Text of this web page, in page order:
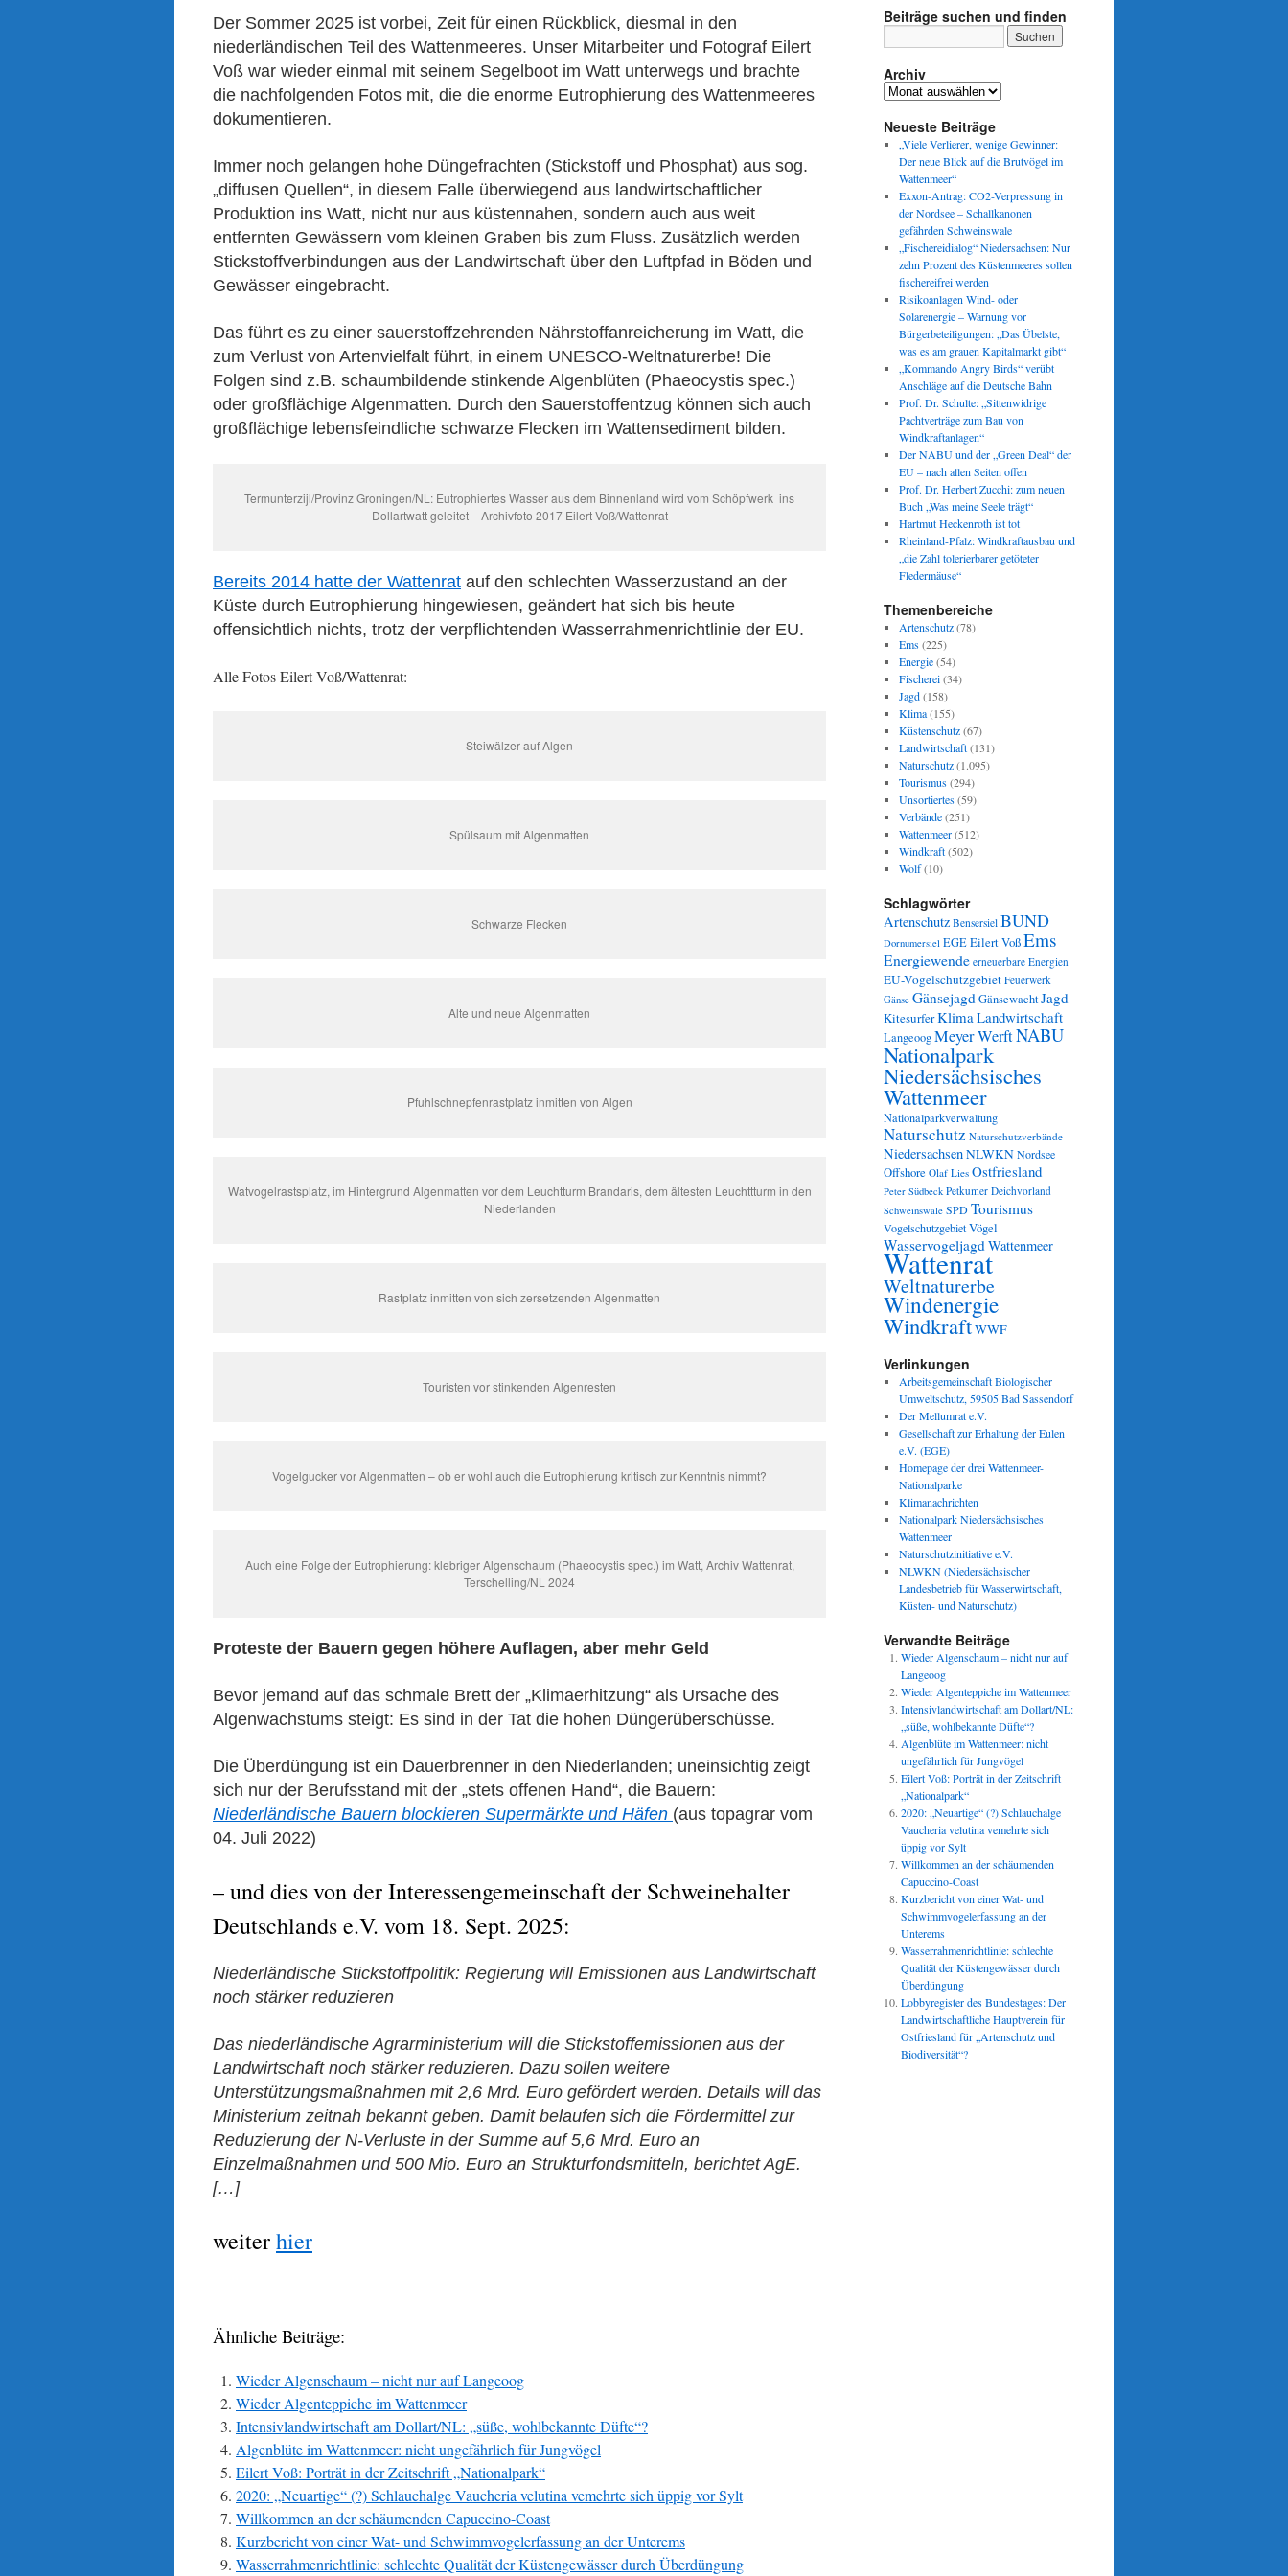
Der Sommer 2025 ist vorbei, Zeit für einen Rückblick, diesmal in den
niederländischen Teil des Wattenmeeres. Unser Mitarbeiter und Fotograf Eilert
Voß war wieder einmal mit seinem Segelboot im Watt unterwegs und brachte
die nachfolgenden Fotos mit, die die enorme Eutrophierung des Wattenmeeres
dokumentieren.
Immer noch gelangen hohe Düngefrachten (Stickstoff und Phosphat) aus sog.
„diffusen Quellen“, in diesem Falle überwiegend aus landwirtschaftlicher
Produktion ins Watt, nicht nur aus küstennahen, sondern auch aus weit
entfernten Gewässern vom kleinen Graben bis zum Fluss. Zusätzlich werden
Stickstoffverbindungen aus der Landwirtschaft über den Luftpfad in Böden und
Gewässer eingebracht.
Das führt es zu einer sauerstoffzehrenden Nährstoffanreicherung im Watt, die
zum Verlust von Artenvielfalt führt, in einem UNESCO-Weltnaturerbe! Die
Folgen sind z.B. schaumbildende stinkende Algenblüten (Phaeocystis spec.)
oder großflächige Algenmatten. Durch den Sauerstoffentzug können sich auch
großflächige lebensfeindliche schwarze Flecken im Wattensediment bilden.
Termunterzijl/Provinz Groningen/NL: Eutrophiertes Wasser aus dem Binnenland wird vom Schöpfwerk ins
Dollartwatt geleitet – Archivfoto 2017 Eilert Voß/Wattenrat
Bereits 2014 hatte der Wattenrat auf den schlechten Wasserzustand an der
Küste durch Eutrophierung hingewiesen, geändert hat sich bis heute
offensichtlich nichts, trotz der verpflichtenden Wasserrahmenrichtlinie der EU.
Alle Fotos Eilert Voß/Wattenrat:
Steiwälzer auf Algen
Spülsaum mit Algenmatten
Schwarze Flecken
Alte und neue Algenmatten
Pfuhlschnepfenrastplatz inmitten von Algen
Watvogelrastsplatz, im Hintergrund Algenmatten vor dem Leuchtturm Brandaris, dem ältesten Leuchttturm in den
Niederlanden
Rastplatz inmitten von sich zersetzenden Algenmatten
Touristen vor stinkenden Algenresten
Vogelgucker vor Algenmatten – ob er wohl auch die Eutrophierung kritisch zur Kenntnis nimmt?
Auch eine Folge der Eutrophierung: klebriger Algenschaum (Phaeocystis spec.) im Watt, Archiv Wattenrat,
Terschelling/NL 2024
Proteste der Bauern gegen höhere Auflagen, aber mehr Geld
Bevor jemand auf das schmale Brett der „Klimaerhitzung“ als Ursache des
Algenwachstums steigt: Es sind in der Tat die hohen Düngerüberschüsse.
Die Überdüngung ist ein Dauerbrenner in den Niederlanden; uneinsichtig zeigt
sich nur der Berufsstand mit der „stets offenen Hand“, die Bauern:
Niederländische Bauern blockieren Supermärkte und Häfen (aus topagrar vom
04. Juli 2022)
– und dies von der Interessengemeinschaft der Schweinehalter
Deutschlands e.V. vom 18. Sept. 2025:
Niederländische Stickstoffpolitik: Regierung will Emissionen aus Landwirtschaft
noch stärker reduzieren
Das niederländische Agrarministerium will die Stickstoffemissionen aus der
Landwirtschaft noch stärker reduzieren. Dazu sollen weitere
Unterstützungsmaßnahmen mit 2,6 Mrd. Euro gefördert werden. Details will das
Ministerium zeitnah bekannt geben. Damit belaufen sich die Fördermittel zur
Reduzierung der N-Verluste in der Summe auf 5,6 Mrd. Euro an
Einzelmaßnahmen und 500 Mio. Euro an Strukturfondsmitteln, berichtet AgE.
[…]
weiterhier
Ähnliche Beiträge:
Wieder Algenschaum – nicht nur auf Langeoog
Wieder Algenteppiche im Wattenmeer
Intensivlandwirtschaft am Dollart/NL: „süße, wohlbekannte Düfte“?
Algenblüte im Wattenmeer: nicht ungefährlich für Jungvögel
Eilert Voß: Porträt in der Zeitschrift „Nationalpark“
2020: „Neuartige“ (?) Schlauchalge Vaucheria velutina vemehrte sich üppig vor Sylt
Willkommen an der schäumenden Capuccino-Coast
Kurzbericht von einer Wat- und Schwimmvogelerfassung an der Unterems
Wasserrahmenrichtlinie: schlechte Qualität der Küstengewässer durch Überdüngung
Beiträge suchen und finden
Archiv
Archiv
Neueste Beiträge
„Viele Verlierer, wenige Gewinner:
Der neue Blick auf die Brutvögel im
Wattenmeer“
Exxon-Antrag: CO2-Verpressung in
der Nordsee – Schallkanonen
gefährden Schweinswale
„Fischereidialog“ Niedersachsen: Nur
zehn Prozent des Küstenmeeres sollen
fischereifrei werden
Risikoanlagen Wind- oder
Solarenergie – Warnung vor
Bürgerbeteiligungen: „Das Übelste,
was es am grauen Kapitalmarkt gibt“
„Kommando Angry Birds“ verübt
Anschläge auf die Deutsche Bahn
Prof. Dr. Schulte: „Sittenwidrige
Pachtverträge zum Bau von
Windkraftanlagen“
Der NABU und der „Green Deal“ der
EU – nach allen Seiten offen
Prof. Dr. Herbert Zucchi: zum neuen
Buch „Was meine Seele trägt“
Hartmut Heckenroth ist tot
Rheinland-Pfalz: Windkraftausbau und
„die Zahl tolerierbarer getöteter
Fledermäuse“
Themenbereiche
Artenschutz(78)
Ems(225)
Energie(54)
Fischerei(34)
Jagd(158)
Klima(155)
Küstenschutz(67)
Landwirtschaft(131)
Naturschutz(1.095)
Tourismus(294)
Unsortiertes(59)
Verbände(251)
Wattenmeer(512)
Windkraft(502)
Wolf(10)
Schlagwörter
Artenschutz Bensersiel BUND
Dornumersiel EGEEilert VoßEms
Energiewende erneuerbare Energien
EU-Vogelschutzgebiet Feuerwerk
Gänse GänsejagdGänsewachtJagd
KitesurferKlimaLandwirtschaft
LangeoogMeyer WerftNABU
Nationalpark
Niedersächsisches
Wattenmeer
Nationalparkverwaltung
Naturschutz Naturschutzverbände
NiedersachsenNLWKNNordsee
Offshore Olaf Lies Ostfriesland
Peter Südbeck Petkumer Deichvorland
Schweinswale SPDTourismus
VogelschutzgebietVögel
WasservogeljagdWattenmeer
Wattenrat
Weltnaturerbe
Windenergie
WindkraftWWF
Verlinkungen
Arbeitsgemeinschaft Biologischer
Umweltschutz, 59505 Bad Sassendorf
Der Mellumrat e.V.
Gesellschaft zur Erhaltung der Eulen
e.V. (EGE)
Homepage der drei Wattenmeer-
Nationalparke
Klimanachrichten
Nationalpark Niedersächsisches
Wattenmeer
Naturschutzinitiative e.V.
NLWKN (Niedersächsischer
Landesbetrieb für Wasserwirtschaft,
Küsten- und Naturschutz)
Verwandte Beiträge
Wieder Algenschaum – nicht nur auf
Langeoog
Wieder Algenteppiche im Wattenmeer
Intensivlandwirtschaft am Dollart/NL:
„süße, wohlbekannte Düfte“?
Algenblüte im Wattenmeer: nicht
ungefährlich für Jungvögel
Eilert Voß: Porträt in der Zeitschrift
„Nationalpark“
2020: „Neuartige“ (?) Schlauchalge
Vaucheria velutina vemehrte sich
üppig vor Sylt
Willkommen an der schäumenden
Capuccino-Coast
Kurzbericht von einer Wat- und
Schwimmvogelerfassung an der
Unterems
Wasserrahmenrichtlinie: schlechte
Qualität der Küstengewässer durch
Überdüngung
Lobbyregister des Bundestages: Der
Landwirtschaftliche Hauptverein für
Ostfriesland für „Artenschutz und
Biodiversität“?